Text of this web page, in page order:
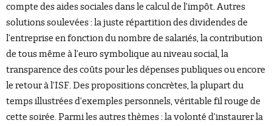
compte des aides sociales dans le calcul de l’impôt. Autres
solutions soulevées : la juste répartition des dividendes de
l’entreprise en fonction du nombre de salariés, la contribution
de tous même à l’euro symbolique au niveau social, la
transparence des coûts pour les dépenses publiques ou encore
le retour à l’ISF. Des propositions concrètes, la plupart du
temps illustrées d’exemples personnels, véritable fil rouge de
cette soirée. Parmi les autres thèmes : la volonté d’instaurer la